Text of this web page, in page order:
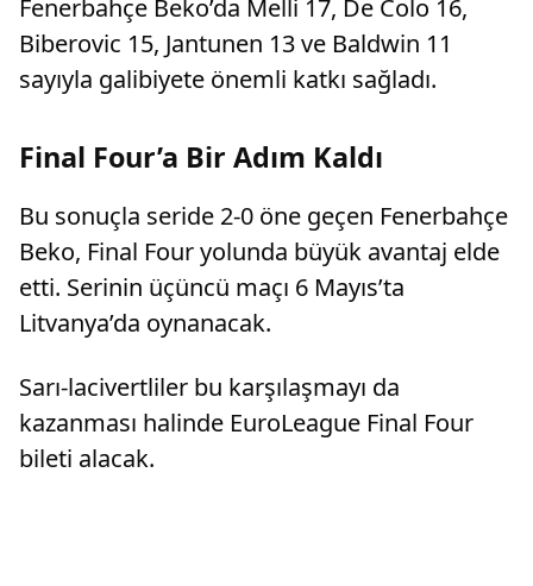
Fenerbahçe Beko’da Melli 17, De Colo 16,
Biberovic 15, Jantunen 13 ve Baldwin 11
sayıyla galibiyete önemli katkı sağladı.
Final Four’a Bir Adım Kaldı
Bu sonuçla seride 2-0 öne geçen Fenerbahçe
Beko, Final Four yolunda büyük avantaj elde
etti. Serinin üçüncü maçı 6 Mayıs’ta
Litvanya’da oynanacak.
Sarı-lacivertliler bu karşılaşmayı da
kazanması halinde EuroLeague Final Four
bileti alacak.